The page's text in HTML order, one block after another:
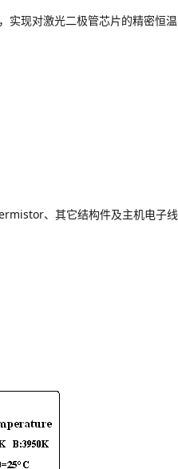
实现对激光二极管芯片的精密恒温
、其它结构件及主机电子线